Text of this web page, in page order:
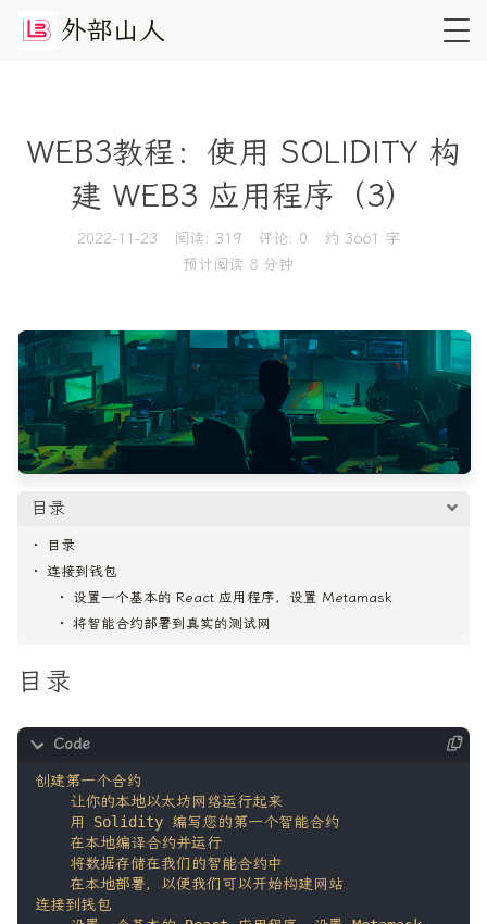
外部山 人
WEB3教程：使用 SOLIDITY 构
建 WEB3 应用程序（3）
2022-11-23 阅读: 319 评论: 0
约 3661 字
预计阅读 8 分钟
目录
目录
连接到钱包
设置一个基本的 React 应用程序，设置 Metamask
将智能合约部署到真实的测试网
目录